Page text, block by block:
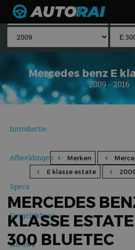
Autonieuws
Podcast
Autotests
Automerken
Adverteren
Contact
Mercedes benz E
2009 - 2016
Introductie
Afbeeldingen
Specs
Vergelijkbaar
Nieuws
Merken
E klasse estate
MERCEDES
KLASSE
300 BLUETEC